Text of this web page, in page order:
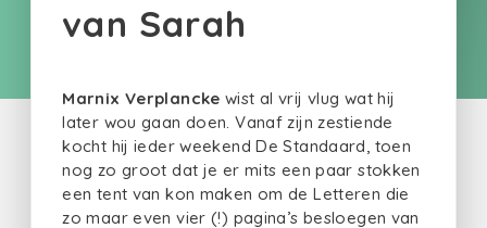
van Sarah
Marnix Verplancke wist al vrij vlug wat hij
later wou gaan doen. Vanaf zijn zestiende
kocht hij ieder weekend De Standaard, toen
nog zo groot dat je er mits een paar stokken
een tent van kon maken om de Letteren die
zo maar even vier (!) pagina’s besloegen van